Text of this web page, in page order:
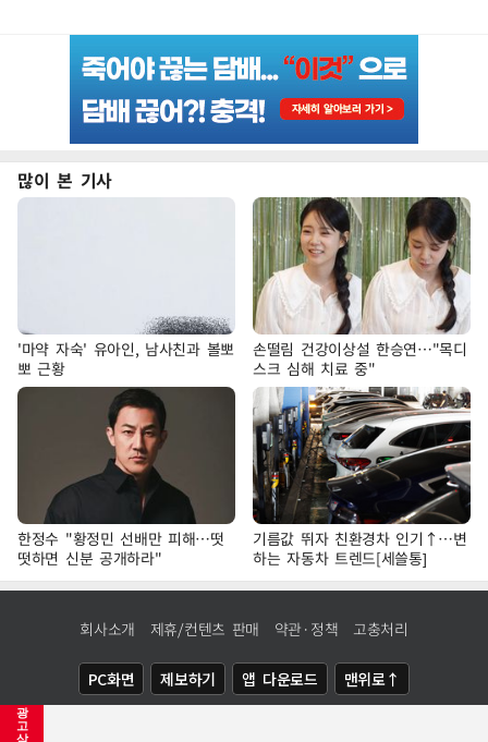
광
고
삭
많이 본 기사
'마약 자숙' 유아인, 남사친과 볼뽀
뽀 근황
손떨림 건강이상설 한승연…"목디
스크 심해 치료 중"
한정수 "황정민 선배만 피해…떳
떳하면 신분 공개하라"
기름값 뛰자 친환경차 인기↑…변
하는 자동차 트렌드[세쓸통]
회사소개 제휴/컨텐츠 판매 약관·정책 고충처리
PC화면 제보하기 앱 다운로드 맨위로↑